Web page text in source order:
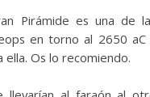
Pirámide es una de
en torno al 2650 aC
Os lo recomiendo.